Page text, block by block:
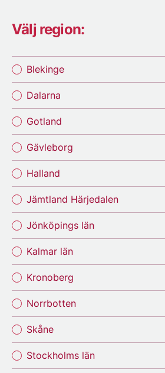
Välj region:
Blekinge
Dalarna
Gotland
Gävleborg
Halland
Jämtland Härjedalen
Jönköpings län
Kalmar län
Kronoberg
Norrbotten
Skåne
Stockholms län